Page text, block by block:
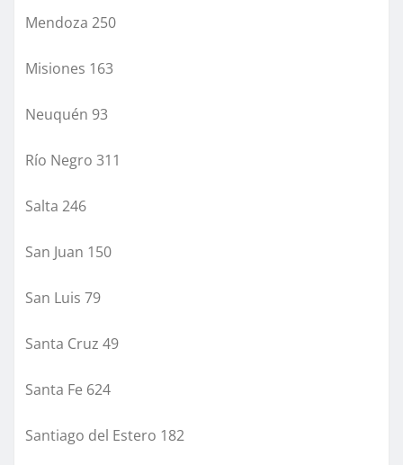
Mendoza 250
Misiones 163
Neuquén 93
Río Negro 311
Salta 246
San Juan 150
San Luis 79
Santa Cruz 49
Santa Fe 624
Santiago del Estero 182